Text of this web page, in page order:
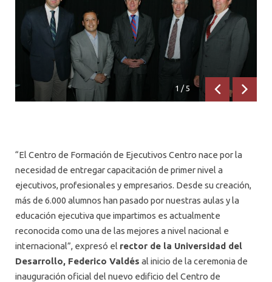
1 / 5
Anterior
“El Centro de Formación de Ejecutivos Centro nace por la
necesidad de entregar capacitación de primer nivel a
ejecutivos, profesionales y empresarios. Desde su creación,
más de 6.000 alumnos han pasado por nuestras aulas y la
educación ejecutiva que impartimos es actualmente
reconocida como una de las mejores a nivel nacional e
internacional”, expresó el rector de la Universidad del
Desarrollo, Federico Valdés al inicio de la ceremonia de
inauguración oficial del nuevo edificio del Centro de